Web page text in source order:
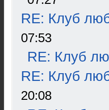
RE: Клуб
07:53
RE: Клуб
RE: Клуб
20:08